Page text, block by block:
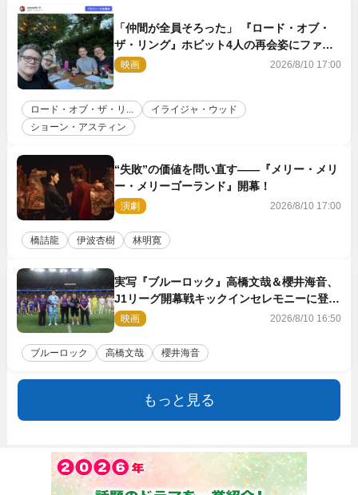
「仲間が全員そろった」 『ロード・オブ・
ザ・リング』ホビット4人の再会姿にファン
感激
映画 2026/8/10 17:00
ロード・オブ・ザ・リ...
イライジャ・ウッド
ショーン・アスティン
“失敗”の価値を問い直す――『メリー・メリ
ー・メリーゴーランド』開幕！
演劇 2026/8/10 17:00
橋詰龍 伊波杏樹 林明寛
実写『ブルーロック』高橋文哉＆櫻井海音、
J1リーグ開幕戦キックインセレモニーに登場
＆喜びの声到着
映画 2026/8/10 16:50
ブルーロック 高橋文哉 櫻井海音
もっと見る